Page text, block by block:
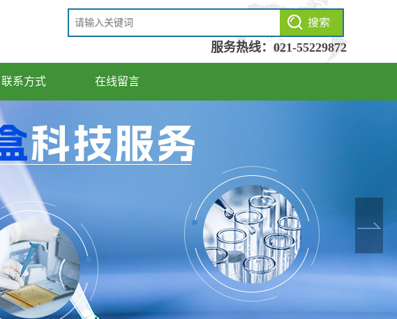
服务热线： 021-55229872
联系方式 在线留言